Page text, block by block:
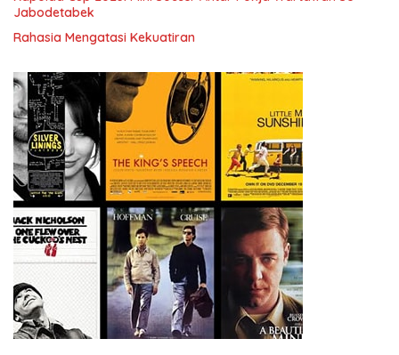
Jabodetabek
Rahasia Mengatasi Kekuatiran